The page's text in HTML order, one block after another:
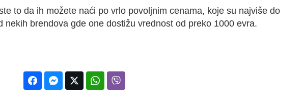
to da ih možete naći po vrlo povoljnim cenama, koje su najviše do
brendova gde one dostižu vrednost od preko 1000 evra.